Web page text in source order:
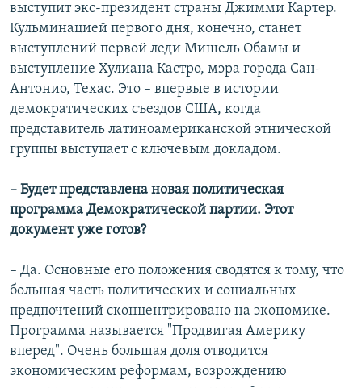
выступит экс-президент страны Джимми Картер.
Кульминацией первого дня, конечно, станет
выступлений первой леди Мишель Обамы и
выступление Хулиана Кастро, мэра города Сан-
Антонио, Техас. Это – впервые в истории
демократических съездов США, когда
представитель латиноамериканской этнической
группы выступает с ключевым докладом.
– Будет представлена новая политическая
программа Демократической партии. Этот
документ уже готов?
– Да. Основные его положения сводятся к тому, что
большая часть политических и социальных
предпочтений сконцентрировано на экономике.
Программа называется "Продвигая Америку
вперед". Очень большая доля отводится
экономическим реформам, возрождению